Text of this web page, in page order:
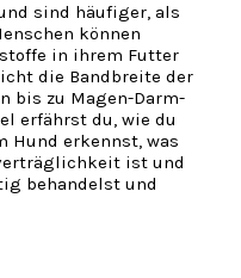
sind häufiger, als
können
in ihrem Futter
die Bandbreite der
bis zu Magen-Darm-
erfährst du, wie du
erkennst, was
ist und
behandelst und